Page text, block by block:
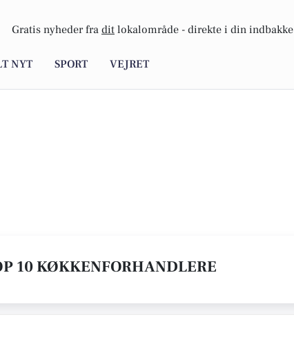
Gratis nyheder fra dit lokalområde - direkte i din indbakke
NYT SPORT VEJRET
10 KØKKENFORHANDLERE